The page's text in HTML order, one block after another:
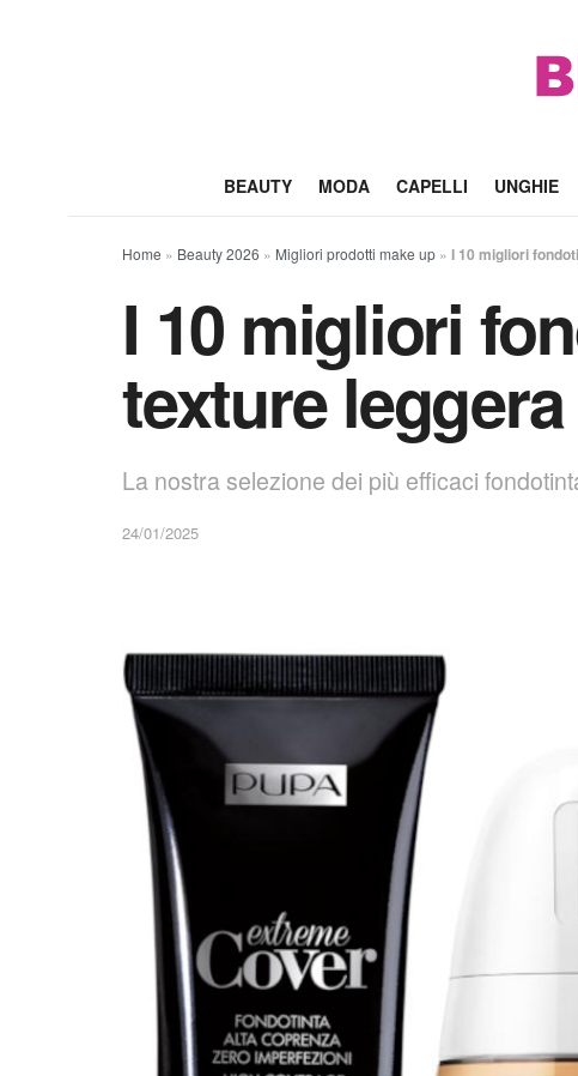
BEAUTY MODA CAPELLI UNGHIE
Home » Beauty 2026 » Migliori prodotti make up » I 10 migliori
I 10 migliori
texture leggera
La nostra selezione dei più efficaci
24/01/2025